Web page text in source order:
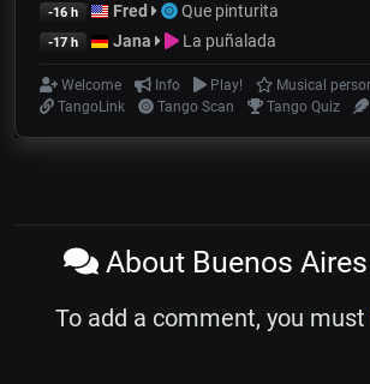
-16 h Fred Que pinturita
-17 h Jana La puñalada
Welcome Info Play!
Musical
TangoLink
Tango Scan Tango Quiz
About Buenos
To add a comment, you must